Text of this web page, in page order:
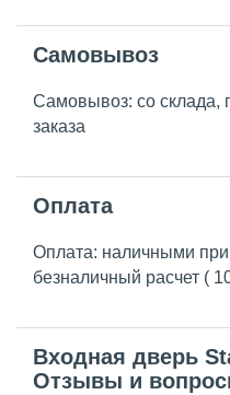
Самовывоз
Самовывоз: со склада,
заказа
Оплата
Оплата: наличными при
безналичный расчет (
Входная дверь
Отзывы и